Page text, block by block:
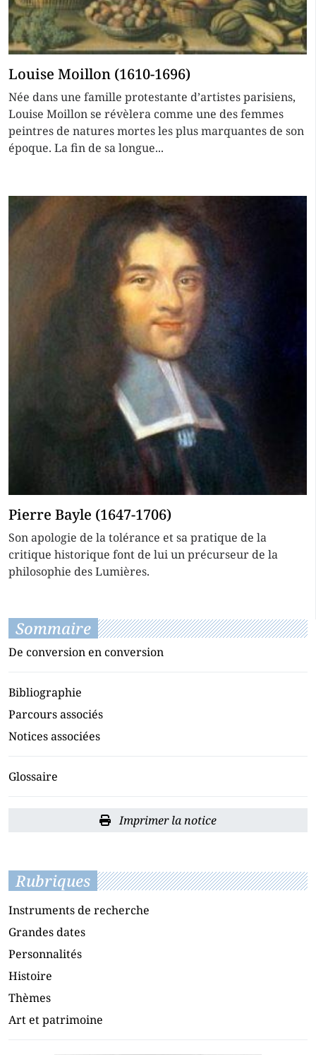
Louise Moillon (1610-1696)
Née dans une famille protestante d’artistes parisiens,
Louise Moillon se révèlera comme une des femmes
peintres de natures mortes les plus marquantes de son
époque. La fin de sa longue...
Pierre Bayle (1647-1706)
Son apologie de la tolérance et sa pratique de la
critique historique font de lui un précurseur de la
philosophie des Lumières.
Sommaire
De conversion en conversion
Bibliographie
Parcours associés
Notices associées
Glossaire
Imprimer la notice
Rubriques
Instruments de recherche
Grandes dates
Personnalités
Histoire
Thèmes
Art et patrimoine